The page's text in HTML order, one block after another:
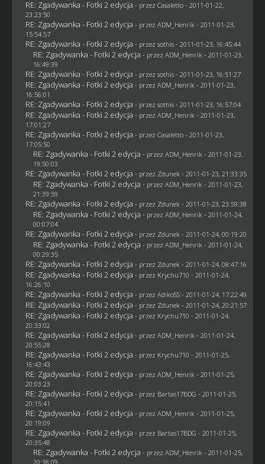
RE: Zgadywanka - Fotki 2 edycja - przez Casaletto- 2011-01-22,
23:23:50
RE: Zgadywanka - Fotki 2 edycja - przez ADM_Henrik - 2011-01-23,
15:54:57
RE: Zgadywanka - Fotki 2 edycja - przez sothis- 2011-01-23, 16:45:44
RE: Zgadywanka - Fotki 2 edycja - przez ADM_Henrik - 2011-01-23,
16:49:39
RE: Zgadywanka - Fotki 2 edycja - przez sothis- 2011-01-23, 16:51:27
RE: Zgadywanka - Fotki 2 edycja - przez ADM_Henrik - 2011-01-23,
16:56:01
RE: Zgadywanka - Fotki 2 edycja - przez sothis- 2011-01-23, 16:57:04
RE: Zgadywanka - Fotki 2 edycja - przez ADM_Henrik - 2011-01-23,
17:01:27
RE: Zgadywanka - Fotki 2 edycja - przez Casaletto- 2011-01-23,
17:05:50
RE: Zgadywanka - Fotki 2 edycja - przez ADM_Henrik - 2011-01-23,
19:50:03
RE: Zgadywanka - Fotki 2 edycja - przez Zdunek - 2011-01-23, 21:33:35
RE: Zgadywanka - Fotki 2 edycja - przez ADM_Henrik - 2011-01-23,
21:39:59
RE: Zgadywanka - Fotki 2 edycja - przez Zdunek - 2011-01-23, 23:59:38
RE: Zgadywanka - Fotki 2 edycja - przez ADM_Henrik - 2011-01-24,
00:07:04
RE: Zgadywanka - Fotki 2 edycja - przez Zdunek - 2011-01-24, 00:19:20
RE: Zgadywanka - Fotki 2 edycja - przez ADM_Henrik - 2011-01-24,
00:29:35
RE: Zgadywanka - Fotki 2 edycja - przez Zdunek - 2011-01-24, 08:47:16
RE: Zgadywanka - Fotki 2 edycja - przez Krychu710 - 2011-01-24,
16:26:10
RE: Zgadywanka - Fotki 2 edycja - przez AdikoSS - 2011-01-24, 17:22:49
RE: Zgadywanka - Fotki 2 edycja - przez Zdunek - 2011-01-24, 20:21:57
RE: Zgadywanka - Fotki 2 edycja - przez Krychu710 - 2011-01-24,
20:33:02
RE: Zgadywanka - Fotki 2 edycja - przez ADM_Henrik - 2011-01-24,
20:55:28
RE: Zgadywanka - Fotki 2 edycja - przez Krychu710 - 2011-01-25,
16:43:43
RE: Zgadywanka - Fotki 2 edycja - przez ADM_Henrik - 2011-01-25,
20:03:23
RE: Zgadywanka - Fotki 2 edycja - przez Bartas17BDG - 2011-01-25,
20:15:41
RE: Zgadywanka - Fotki 2 edycja - przez ADM_Henrik - 2011-01-25,
20:19:09
RE: Zgadywanka - Fotki 2 edycja - przez Bartas17BDG - 2011-01-25,
20:35:48
RE: Zgadywanka - Fotki 2 edycja - przez ADM_Henrik - 2011-01-25,
20:38:09